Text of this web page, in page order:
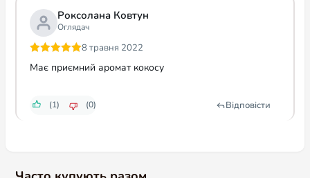
Роксолана Ковтун
Оглядач
Оцінено в
з 5
8 травня 2022
Має приємний аромат кокосу
(1) (0) Відповісти